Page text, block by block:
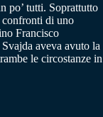
po’ tutti. Soprattutto
confronti di uno
Francisco
aveva avuto la
le circostanze in